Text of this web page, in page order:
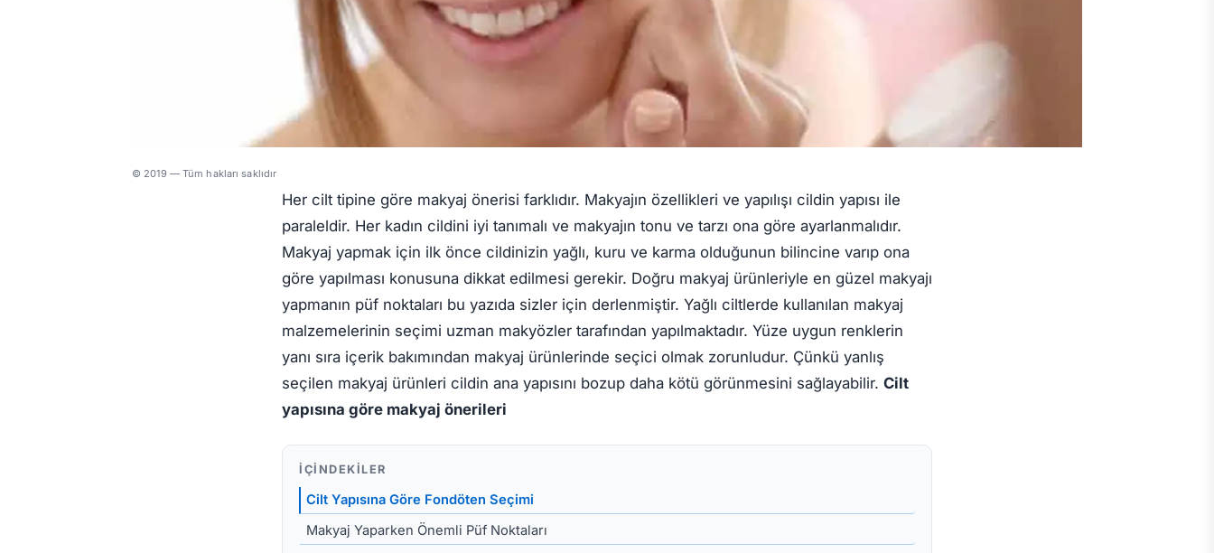
© 2019 — Tüm hakları saklıdır
Her cilt tipine göre makyaj önerisi farklıdır. Makyajın özellikleri ve yapılışı cildin yapısı ile
paraleldir. Her kadın cildini iyi tanımalı ve makyajın tonu ve tarzı ona göre ayarlanmalıdır.
Makyaj yapmak için ilk önce cildinizin yağlı, kuru ve karma olduğunun bilincine varıp ona
göre yapılması konusuna dikkat edilmesi gerekir. Doğru makyaj ürünleriyle en güzel makyajı
yapmanın püf noktaları bu yazıda sizler için derlenmiştir. Yağlı ciltlerde kullanılan makyaj
malzemelerinin seçimi uzman makyözler tarafından yapılmaktadır. Yüze uygun renklerin
yanı sıra içerik bakımından makyaj ürünlerinde seçici olmak zorunludur. Çünkü yanlış
seçilen makyaj ürünleri cildin ana yapısını bozup daha kötü görünmesini sağlayabilir. Cilt
yapısına göre makyaj önerileri
İÇINDEKILER
Cilt Yapısına Göre Fondöten Seçimi
Makyaj Yaparken Önemli Püf Noktaları